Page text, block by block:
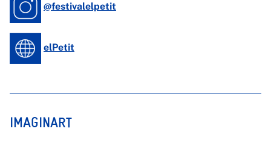
@festivalelpetit
elPetit
IMAGINART